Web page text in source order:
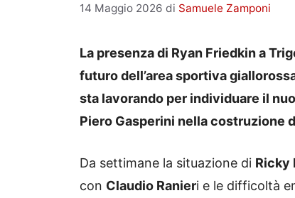
14 Maggio 2026 di Samuele Zamponi
La presenza di Ryan Friedkin a
futuro dell’area sportiva
sta lavorando per individuare il
Piero Gasperini nella costruzione
Da settimane la situazione di Ricky
con Claudio Ranieri e le difficoltà